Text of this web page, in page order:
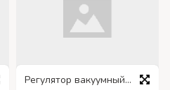
Регулятор вакуумный опережения зажигания Р13-3706600-Б